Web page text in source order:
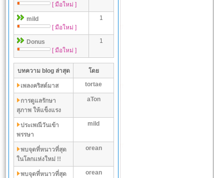
[ มือใหม่ ]
mild
[ มือใหม่ ]
1
Donus
[ มือใหม่ ]
1
บทความ blog ล่าสุด โดย
เพลงคริสต์มาส tortae
การดูแลรักษา
สุภาพ ให้แข็งแรง
aTon
ประเพณีวันเข้า
พรรษา
mild
พบจุดที่หนาวที่สุด
ในโลกเเห่งใหม่ !!
orean
พบจุดที่หนาวที่สุด
orean